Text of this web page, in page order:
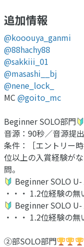
追加情報
@kooouya_ganmi
@88hachy88
@sakkiii_01
@masashi__bj
@nene_lock_
MC @goito_mc
Beginner SOLO部門
音源：90秒／音源提
条件：［エントリー
位以上の入賞経験が
問。
Beginner SOLO
・・・ 1.2位経験の
Beginner SOLO
・・・ 1.2位経験の
②部SOLO部門